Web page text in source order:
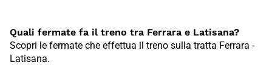
Quali fermate fa il treno tra Ferrara e Latisana?
Scopri le fermate che effettua il treno sulla tratta Ferrara -
Latisana.